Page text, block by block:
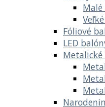
Fóliové
LED